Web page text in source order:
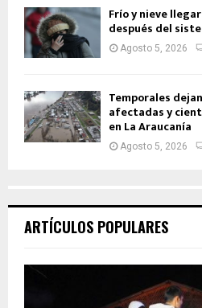
Frío y nieve
después del
Agosto 5, 2026
Temporales
afectadas y
en La Araucanía
Agosto 5, 2026
ARTÍCULOS POPULARES